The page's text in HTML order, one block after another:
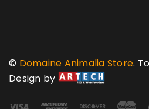
© Domaine Animalia Store.
Design by